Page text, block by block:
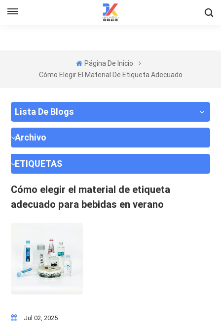
Página De Inicio
Cómo Elegir El Material De Etiqueta Adecuado
Lista De Blogs
Archivo
ETIQUETAS
Cómo elegir el material de etiqueta
adecuado para bebidas en verano
Jul 02, 2025